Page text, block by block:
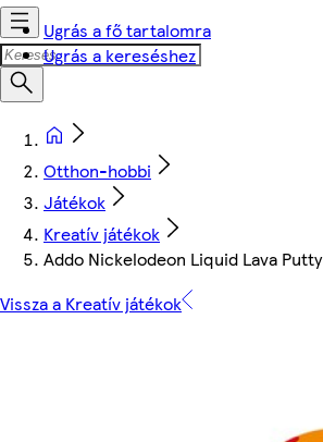
Ugrás a fő tartalomra
Ugrás a kereséshez
Otthon-hobbi
Játékok
Kreatív játékok
Addo Nickelodeon Liquid Lava
Vissza a Kreatív játékok